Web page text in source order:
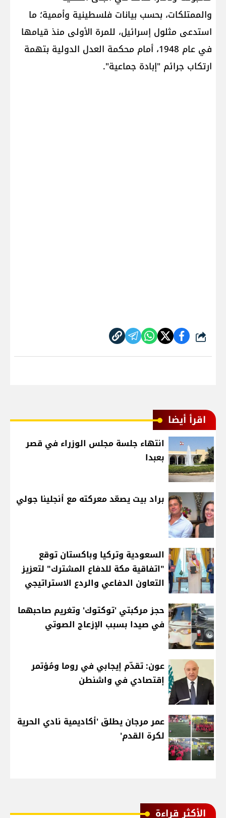
والممتلكات، بحسب بيانات فلسطينية وأممية؛ ما
استدعى مثلول إسرائيل، للمرة الأولى منذ قيامها
في عام 1948، أمام محكمة العدل الدولية بتهمة
ارتكاب جرائم "إبادة جماعية".
شارك
اقرأ أيضا
انتهاء جلسة مجلس الوزراء في قصر
بعبدا
براد بيت يصعّد معركته مع أنجلينا جولي
السعودية وتركيا وباكستان توقع
"اتفاقية مكة للدفاع المشترك" لتعزيز
التعاون الدفاعي والردع الاستراتيجي
حجز مركبتي 'توكتوك' وتغريم صاحبهما
في صيدا بسبب الإزعاج الصوتي
عون: تقدّم إيجابي في روما ومُؤتمر
إقتصادي في واشنطن
عمر مرجان يطلق 'أكاديمية نادي الحرية
لكرة القدم'
الأكثر قراءة